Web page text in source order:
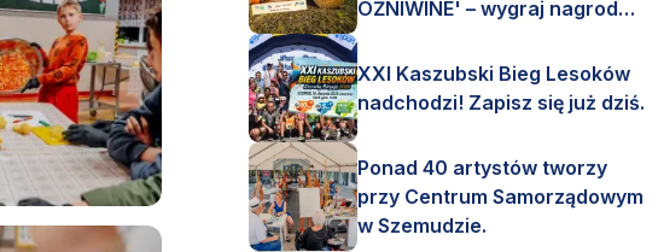
ÒŻNIWINË' – wygraj nagrody
XXI Kaszubski Bieg Lesoków
nadchodzi! Zapisz się już dziś.
Ponad 40 artystów tworzy
przy Centrum Samorządowym
w Szemudzie.